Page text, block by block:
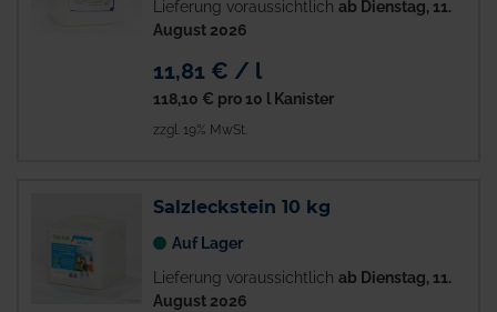
Lieferung voraussichtlich ab Dienstag, 11.
August 2026
11,81 € / l
118,10 € pro 10 l Kanister
zzgl. 19% MwSt.
Salzleckstein 10 kg
Auf Lager
Lieferung voraussichtlich ab Dienstag, 11.
August 2026